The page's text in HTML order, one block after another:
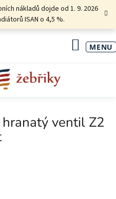
nákladů dojde od 1. 9. 2026
ISAN o 4,5 %.
ventil Z2